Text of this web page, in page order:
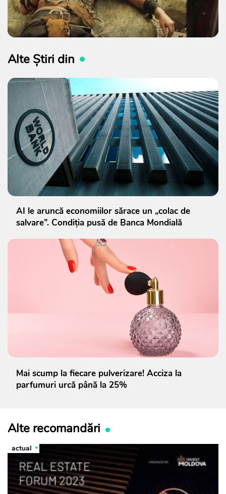
Alte Știri din
AI le aruncă economiilor sărace un „colac de
salvare”. Condiția pusă de Banca Mondială
Mai scump la fiecare pulverizare! Acciza la
parfumuri urcă până la 25%
Alte recomandări
actual